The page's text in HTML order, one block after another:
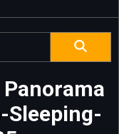
Sleeping-